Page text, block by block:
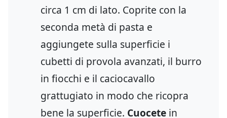
circa 1 cm di lato. Coprite con la
seconda metà di pasta e
aggiungete sulla superficie i
cubetti di provola avanzati, il burro
in fiocchi e il caciocavallo
grattugiato in modo che ricopra
bene la superficie. Cuocete in